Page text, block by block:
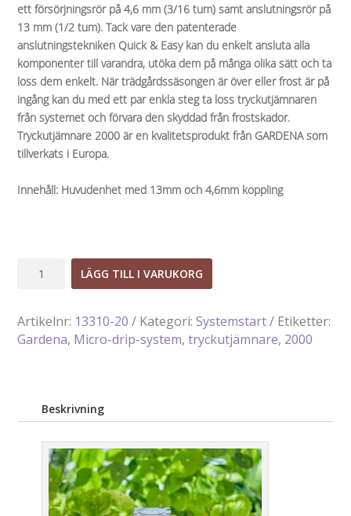
ett försörjningsrör på 4,6 mm (3/16 tum) samt anslutningsrör på
13 mm (1/2 tum). Tack vare den patenterade
anslutningstekniken Quick & Easy kan du enkelt ansluta alla
komponenter till varandra, utöka dem på många olika sätt och ta
loss dem enkelt. När trädgårdssäsongen är över eller frost är på
ingång kan du med ett par enkla steg ta loss tryckutjämnaren
från systemet och förvara den skyddad från frostskador.
Tryckutjämnare 2000 är en kvalitetsprodukt från GARDENA som
tillverkats i Europa.
Innehåll: Huvudenhet med 13mm och 4,6mm koppling
TryckutjämnareLÄGG TILL I VARUKORG
Artikelnr: 13310-20 Kategori:Systemstart
Etiketter:
Gardena, Micro-drip-system,tryckutjämnare, 2000
Beskrivning